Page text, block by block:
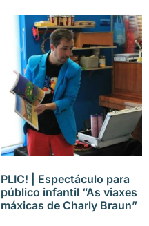
PLIC! | Espectáculo para
público infantil “As viaxes
máxicas de Charly Braun”